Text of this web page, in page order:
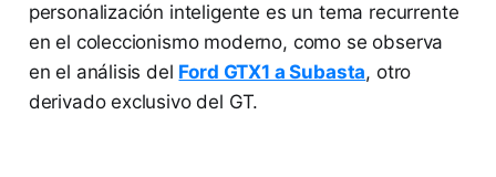
personalización inteligente es un tema recurrente
en el coleccionismo moderno, como se observa
en el análisis del Ford GTX1 a Subasta, otro
derivado exclusivo del GT.